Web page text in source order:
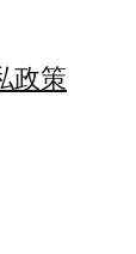
政策